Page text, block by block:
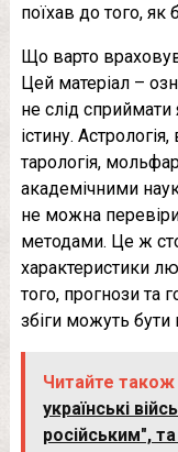
поїхав до того, як
Що варто
Цей матеріал –
не слід сприймати
істину.
тарологія,
академічними
не можна
методами. Це ж
характеристики
того, прогнози та
збіги можуть
Читайте також
українські
російським",